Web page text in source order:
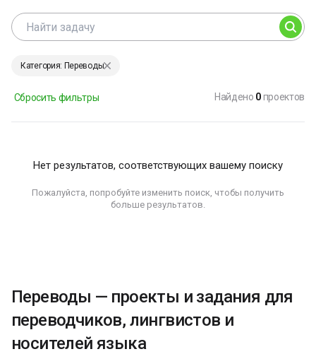
Категория: Переводы
Сбросить фильтры Найдено 0проектов
Нет результатов, соответствующих вашему поиску
Пожалуйста, попробуйте изменить поиск, чтобы получить
больше результатов.
Переводы — проекты и задания для
переводчиков, лингвистов и
носителей языка